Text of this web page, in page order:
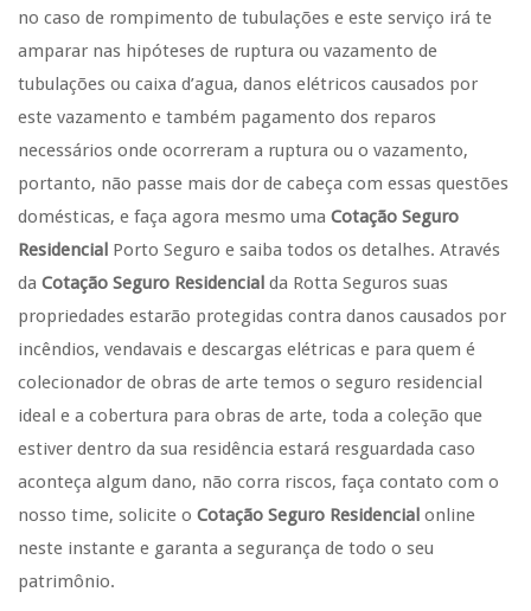
no caso de rompimento de tubulações e este serviço irá te
amparar nas hipóteses de ruptura ou vazamento de
tubulações ou caixa d’agua, danos elétricos causados por
este vazamento e também pagamento dos reparos
necessários onde ocorreram a ruptura ou o vazamento,
portanto, não passe mais dor de cabeça com essas questões
domésticas, e faça agora mesmo uma Cotação Seguro
Residencial Porto Seguro e saiba todos os detalhes. Através
da Cotação Seguro Residencial da Rotta Seguros suas
propriedades estarão protegidas contra danos causados por
incêndios, vendavais e descargas elétricas e para quem é
colecionador de obras de arte temos o seguro residencial
ideal e a cobertura para obras de arte, toda a coleção que
estiver dentro da sua residência estará resguardada caso
aconteça algum dano, não corra riscos, faça contato com o
nosso time, solicite o Cotação Seguro Residencial online
neste instante e garanta a segurança de todo o seu
patrimônio.